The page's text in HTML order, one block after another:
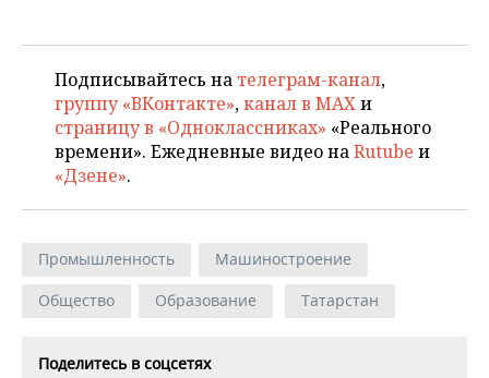
Подписывайтесь на телеграм-канал,
группу «ВКонтакте»,канал в MAXи
страницу в «Одноклассниках» «Реального
времени». Ежедневные видео наRutube и
«Дзене».
Промышленность
Машиностроение
Общество
Образование Татарстан
Поделитесь в соцсетях